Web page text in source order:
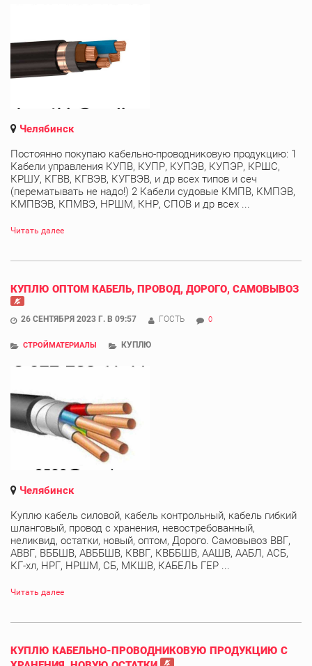
Челябинск
Постоянно покупаю кабельно-проводниковую продукцию: 1
Кабели управления КУПВ, КУПР, КУПЭВ, КУПЭР, КРШС,
КРШУ, КГВВ, КГВЭВ, КУГВЭВ, и др всех типов и сеч
(перематывать не надо!) 2 Кабели судовые КМПВ, КМПЭВ,
КМПВЭВ, КПМВЭ, НРШМ, КНР, СПОВ и др всех ...
Читать далее
КУПЛЮ ОПТОМ КАБЕЛЬ, ПРОВОД, ДОРОГО, САМОВЫВОЗ
26 СЕНТЯБРЯ 2023 Г. В 09:57 ГОСТЬ 0
СТРОЙМАТЕРИАЛЫ КУПЛЮ
Челябинск
Куплю кабель силовой, кабель контрольный, кабель гибкий
шланговый, провод с хранения, невостребованный,
неликвид, остатки, новый, оптом, Дорого. Самовывоз ВВГ,
АВВГ, ВББШВ, АВББШВ, КВВГ, КВББШВ, ААШВ, ААБЛ, АСБ,
КГ-хл, НРГ, НРШМ, СБ, МКШВ, КАБЕЛЬ ГЕР ...
Читать далее
КУПЛЮ КАБЕЛЬНО-ПРОВОДНИКОВУЮ ПРОДУКЦИЮ С